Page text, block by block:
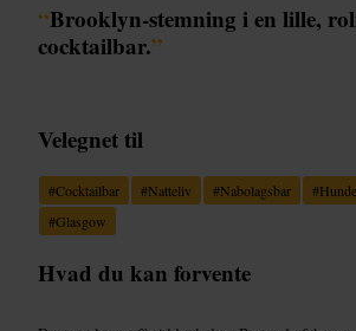
“Brooklyn-stemning i en lille,
cocktailbar.”
Velegnet til
#Cocktailbar #Natteliv #Nabolagsbar #
#Glasgow
Hvad du kan forvente